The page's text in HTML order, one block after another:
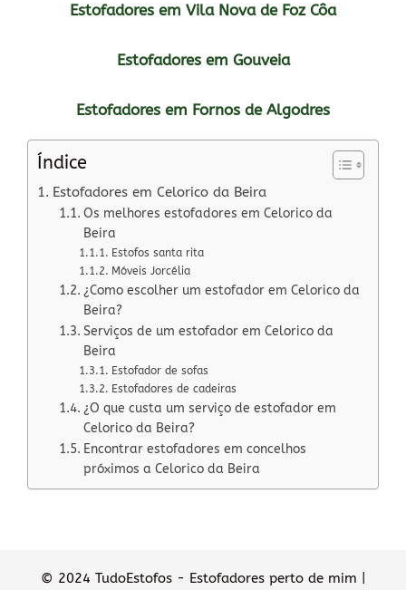
Estofadores em Vila Nova de Foz Côa
Estofadores em Gouveia
Estofadores em Fornos de Algodres
Índice
Estofadores em Celorico da Beira
Os melhores estofadores em Celorico da
Beira
Estofos santa rita
Móveis Jorcélia
¿Como escolher um estofador em Celorico da
Beira?
Serviços de um estofador em Celorico da
Beira
Estofador de sofas
Estofadores de cadeiras
¿O que custa um serviço de estofador em
Celorico da Beira?
Encontrar estofadores em concelhos
próximos a Celorico da Beira
© 2024 TudoEstofos - Estofadores perto de mim |